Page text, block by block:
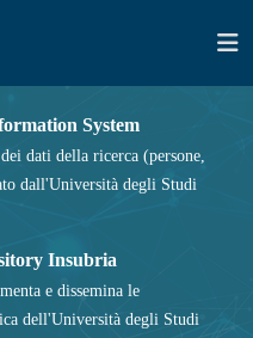
System
dati della ricerca (persone,
dall'Università degli Studi
Insubria
e dissemina le
dell'Università degli Studi